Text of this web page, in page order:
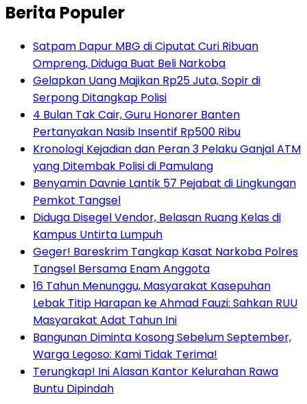
Berita Populer
Satpam Dapur MBG di Ciputat Curi Ribuan
Ompreng, Diduga Buat Beli Narkoba
Gelapkan Uang Majikan Rp25 Juta, Sopir di
Serpong Ditangkap Polisi
4 Bulan Tak Cair, Guru Honorer Banten
Pertanyakan Nasib Insentif Rp500 Ribu
Kronologi Kejadian dan Peran 3 Pelaku Ganjal ATM
yang Ditembak Polisi di Pamulang
Benyamin Davnie Lantik 57 Pejabat di Lingkungan
Pemkot Tangsel
Diduga Disegel Vendor, Belasan Ruang Kelas di
Kampus Untirta Lumpuh
Geger! Bareskrim Tangkap Kasat Narkoba Polres
Tangsel Bersama Enam Anggota
16 Tahun Menunggu, Masyarakat Kasepuhan
Lebak Titip Harapan ke Ahmad Fauzi: Sahkan RUU
Masyarakat Adat Tahun Ini
Bangunan Diminta Kosong Sebelum September,
Warga Legoso: Kami Tidak Terima!
Terungkap! Ini Alasan Kantor Kelurahan Rawa
Buntu Dipindah